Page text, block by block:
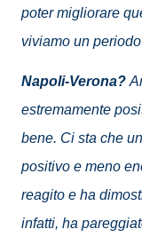
poter migliorare
viviamo un
Napoli-Verona?
estremamente
bene. Ci sta che
positivo e meno
reagito e ha
infatti, ha